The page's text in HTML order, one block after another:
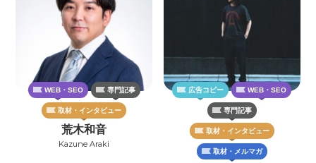
WEB・SEO 専門記事
取材・インタビュー
荒木和音
Kazune Araki
広告コピー WEB・SEO
専門記事
取材・インタビュー
取材・メルマガ